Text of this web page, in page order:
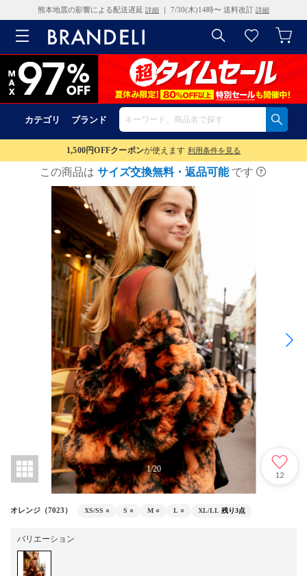
熊本地震の影響による配送遅延 詳細 ｜ 7/30(木)14時〜 送料改訂 詳細
カテゴリ ブランド
1,500円OFFクーポンが使えます 利用条件を見る
この商品は サイズ交換無料・返品可能 です
1/20
12
オレンジ（7023） XS/SS ○ S ○ M ○ L ○ XL/LL 残り3点
バリエーション